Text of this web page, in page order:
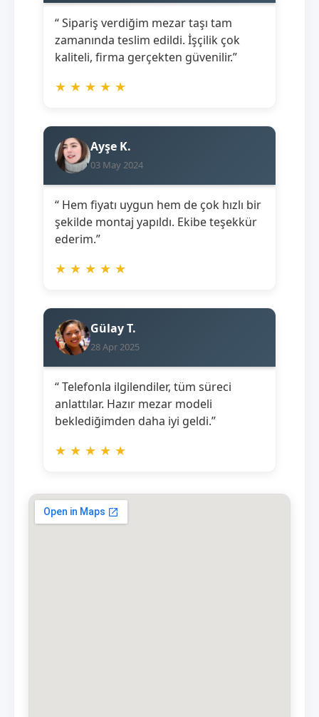
“ Sipariş verdiğim mezar taşı tam
zamanında teslim edildi. İşçilik çok
kaliteli, firma gerçekten güvenilir.”
★ ★ ★ ★ ★
Ayşe K.
03 May 2024
“ Hem fiyatı uygun hem de çok hızlı bir
şekilde montaj yapıldı. Ekibe teşekkür
ederim.”
★ ★ ★ ★ ★
Gülay T.
28 Apr 2025
“ Telefonla ilgilendiler, tüm süreci
anlattılar. Hazır mezar modeli
beklediğimden daha iyi geldi.”
★ ★ ★ ★ ★